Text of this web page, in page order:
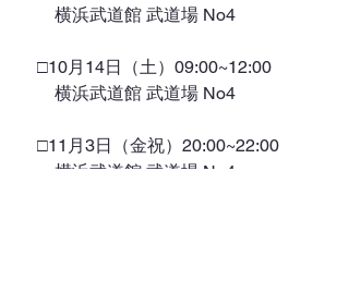
横浜武道館 武道場 No4
□10月14日（土）09:00~12:00
横浜武道館 武道場 No4
□11月3日（金祝）20:00~22:00
横浜武道館 武道場 No4